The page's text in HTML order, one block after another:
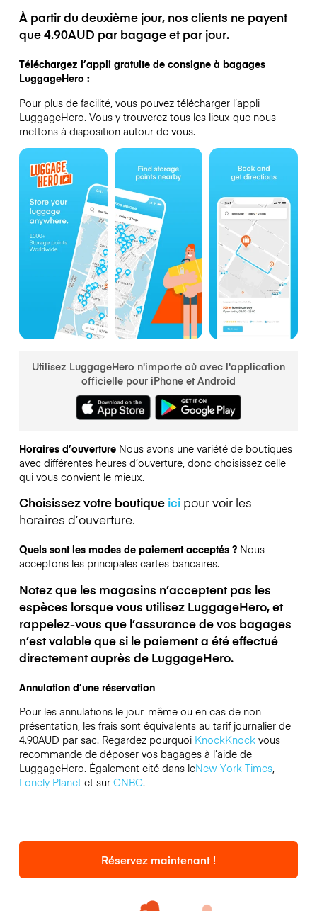
À partir du deuxième jour, nos clients ne payent
que 4.90AUD par bagage et par jour.
Téléchargez l’appli gratuite de consigne à bagages
LuggageHero :
Pour plus de facilité, vous pouvez télécharger l’appli
LuggageHero. Vous y trouverez tous les lieux que nous
mettons à disposition autour de vous.
Utilisez LuggageHero n'importe où avec l'application
officielle pour iPhone et Android
Horaires d’ouverture Nous avons une variété de boutiques
avec différentes heures d’ouverture, donc choisissez celle
qui vous convient le mieux.
Choisissez votre boutique icipour voir les
horaires d’ouverture.
Quels sont les modes de paiement acceptés ? Nous
acceptons les principales cartes bancaires.
Notez que les magasins n’acceptent pas les
espèces lorsque vous utilisez LuggageHero, et
rappelez-vous que l’assurance de vos bagages
n’est valable que si le paiement a été effectué
directement auprès de LuggageHero.
Annulation d’une réservation
Pour les annulations le jour-même ou en cas de non-
présentation, les frais sont équivalents au tarif journalier de
4.90AUD par sac. Regardez pourquoi KnockKnockvous
recommande de déposer vos bagages à l’aide de
LuggageHero. Également cité dans leNew York Times,
Lonely Planetet sur CNBC.
Réservez maintenant !